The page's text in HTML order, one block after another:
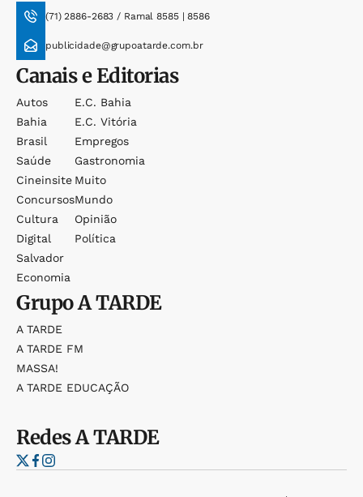
(71) 2886-2683 / Ramal 8585 | 8586
publicidade@grupoatarde.com.br
Canais e Editorias
Autos
Bahia
Brasil
Saúde
Cineinsite
Concursos
Cultura
Digital
Salvador
Economia
E.c. Bahia
E.c. Vitória
Empregos
Gastronomia
Muito
Mundo
Opinião
Política
GrupoA TARDE
A TARDE
A TARDE FM
MASSA!
A TARDE EDUCAÇÃO
RedesA TARDE